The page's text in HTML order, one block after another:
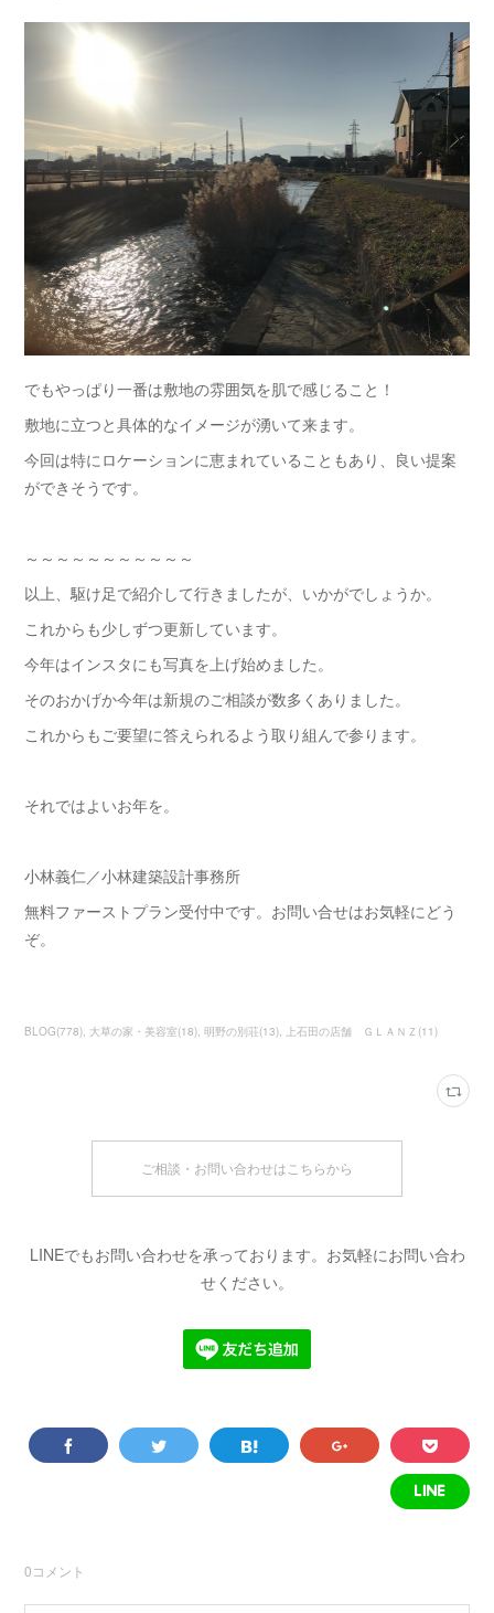
でもやっぱり一番は敷地の雰囲気を肌で感じること！
敷地に立つと具体的なイメージが湧いて来ます。
今回は特にロケーションに恵まれていることもあり、良い提案
ができそうです。
～～～～～～～～～～～
以上、駆け足で紹介して行きましたが、いかがでしょうか。
これからも少しずつ更新しています。
今年はインスタにも写真を上げ始めました。
そのおかげか今年は新規のご相談が数多くありました。
これからもご要望に答えられるよう取り組んで参ります。
それではよいお年を。
小林義仁／小林建築設計事務所
無料ファーストプラン受付中です。お問い合せはお気軽にどう
ぞ。
BLOG(778) 大草の家・美容室(18) 明野の別荘(13) 上石田の店舗 ＧＬＡＮＺ (11)
ご相談・お問い合わせはこちらから
LINEでもお問い合わせを承っております。お気軽にお問い合わ
せください。
0コメント